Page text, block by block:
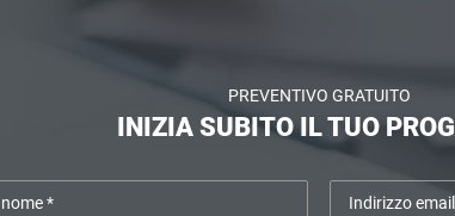
PREVENTIVO GRATUITO
INIZIA SUBITO IL TUO